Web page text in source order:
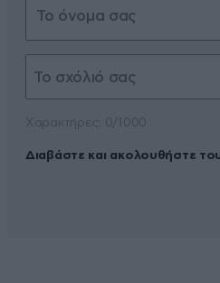
Διαβάστε και ακολουθήστε